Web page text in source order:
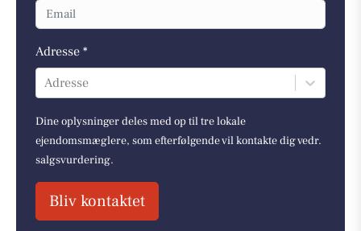
Adresse *
Adresse
Dine oplysninger deles med op til tre lokale
ejendomsmæglere, som efterfølgende vil kontakte dig vedr.
salgsvurdering.
Bliv kontaktet